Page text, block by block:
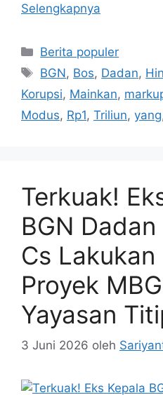
Selengkapnya
Kategori
Berita populer
Tag
BGN, Bos, Dadan,
Korupsi, Mainkan,
Modus, Rp1, Triliun, yang
Terkuak!
BGN
Cs Lakukan
Proyek
Yayasan
3 Juni 2026 oleh